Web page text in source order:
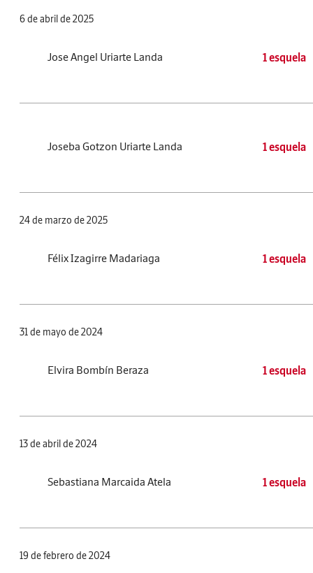
6 de abril de 2025
Jose Angel Uriarte Landa 1 esquela
Joseba Gotzon Uriarte Landa 1 esquela
24 de marzo de 2025
Félix Izagirre Madariaga 1 esquela
31 de mayo de 2024
Elvira Bombín Beraza 1 esquela
13 de abril de 2024
Sebastiana Marcaida Atela 1 esquela
19 de febrero de 2024